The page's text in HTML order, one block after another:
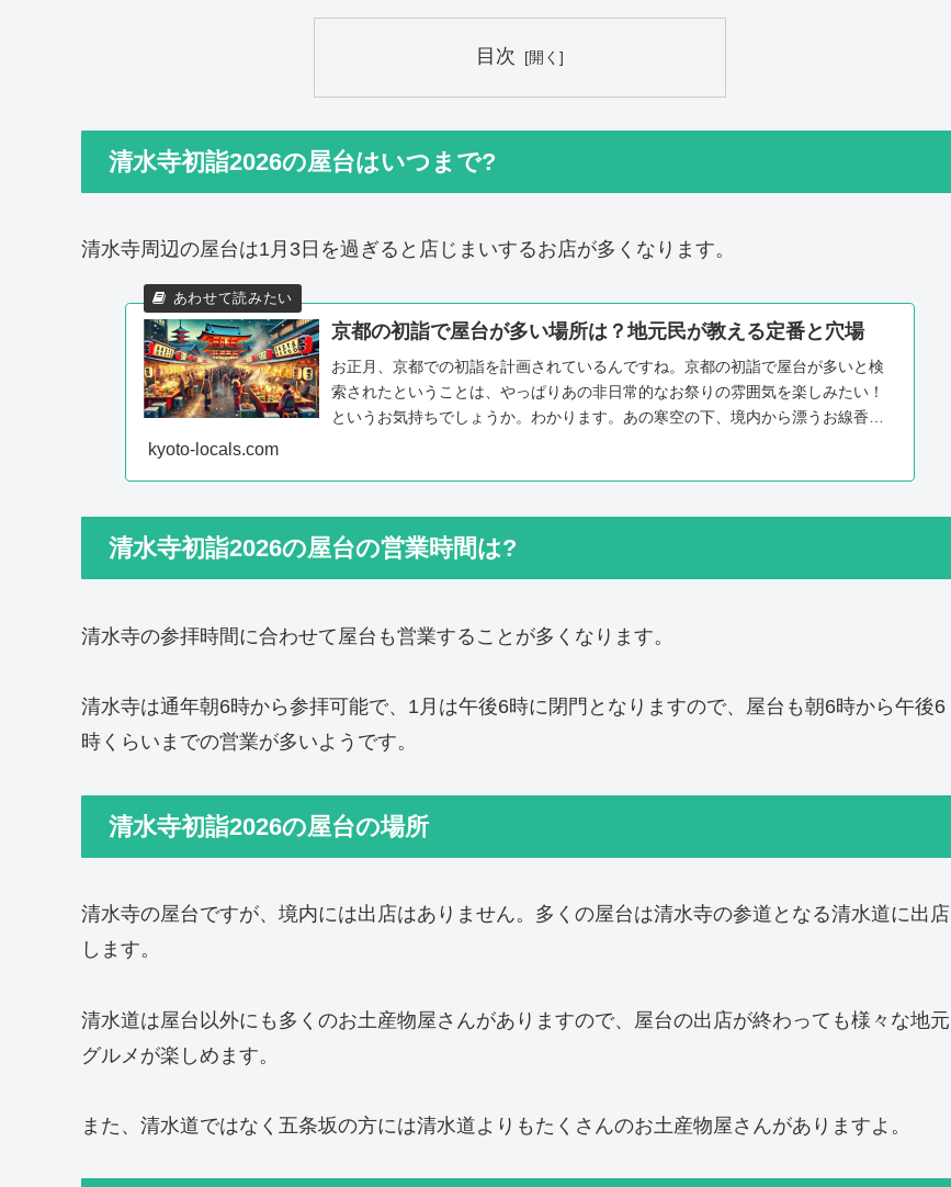
目次
清水寺初詣2026の屋台はいつまで?
清水寺周辺の屋台は1月3日を過ぎると店じまいするお店が多くなります。
京都の初詣で屋台が多い場所は？地元民が教える定番と穴場
お正月、京都での初詣を計画されているんですね。京都の初詣で屋台が多いと検
索されたということは、やっぱりあの非日常的なお祭りの雰囲気を楽しみたい！
というお気持ちでしょうか。わかります。あの寒空の下、境内から漂うお線香の
kyoto-locals.com
清水寺初詣2026の屋台の営業時間は?
清水寺の参拝時間に合わせて屋台も営業することが多くなります。
清水寺は通年朝6時から参拝可能で、1月は午後6時に閉門となりますので、屋台も朝6時から午後6
時くらいまでの営業が多いようです。
清水寺初詣2026の屋台の場所
清水寺の屋台ですが、境内には出店はありません。多くの屋台は清水寺の参道となる清水道に出店
します。
清水道は屋台以外にも多くのお土産物屋さんがありますので、屋台の出店が終わっても様々な地元
グルメが楽しめます。
また、清水道ではなく五条坂の方には清水道よりもたくさんのお土産物屋さんがありますよ。